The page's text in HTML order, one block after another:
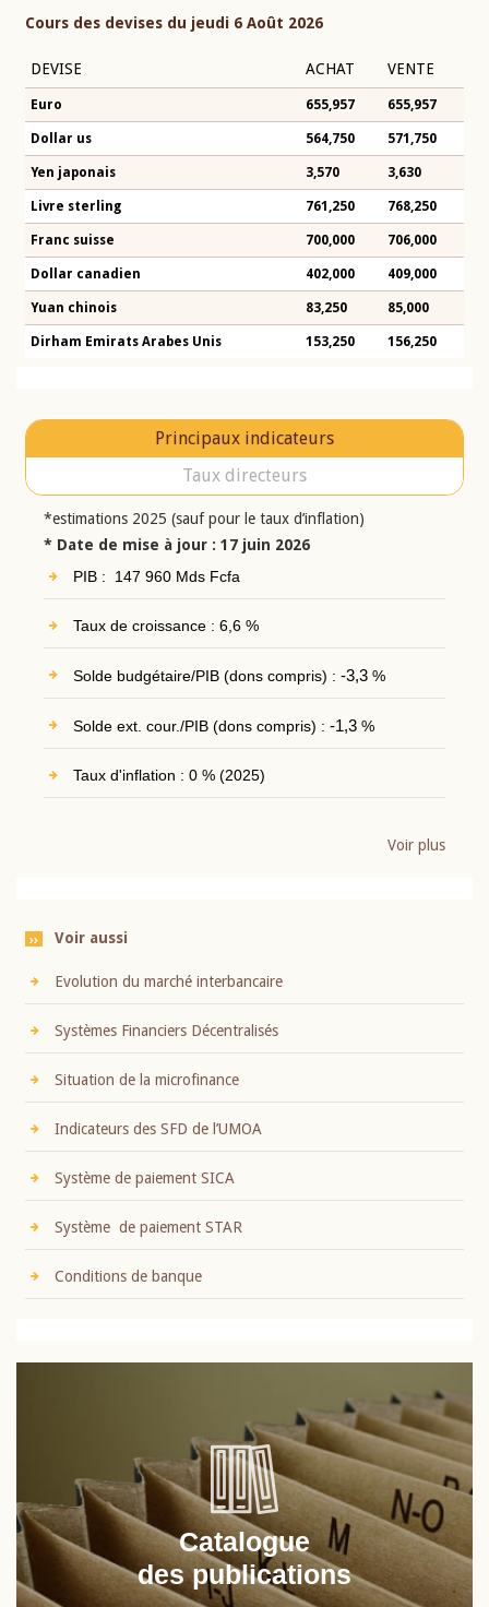
Cours des devises du jeudi 6 Août 2026
DEVISE ACHAT VENTE
Euro 655,957 655,957
Dollar us 564,750 571,750
Yen japonais 3,570 3,630
Livre sterling 761,250 768,250
Franc suisse 700,000 706,000
Dollar canadien 402,000 409,000
Yuan chinois 83,250 85,000
Dirham Emirats Arabes Unis 153,250 156,250
Principaux indicateurs
Taux directeurs
*estimations 2025 (sauf pour le taux d’inflation)
* Date de mise à jour : 17 juin 2026
PIB : 147 960 Mds Fcfa
Taux de croissance : 6,6 %
Solde budgétaire/PIB (dons compris) : -3,3%
Solde ext. cour./PIB (dons compris) : -1,3%
Taux d'inflation : 0 % (2025)
Voir plus
Voir aussi
Evolution du marché interbancaire
Systèmes Financiers Décentralisés
Situation de la microfinance
Indicateurs des SFD de l’UMOA
Système de paiement SICA
Système de paiement STAR
Conditions de banque
Catalogue
des publications